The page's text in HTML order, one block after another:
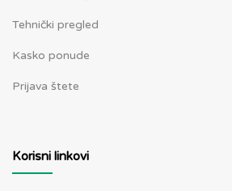
Tehnički pregled
Kasko ponude
Prijava štete
Korisni linkovi